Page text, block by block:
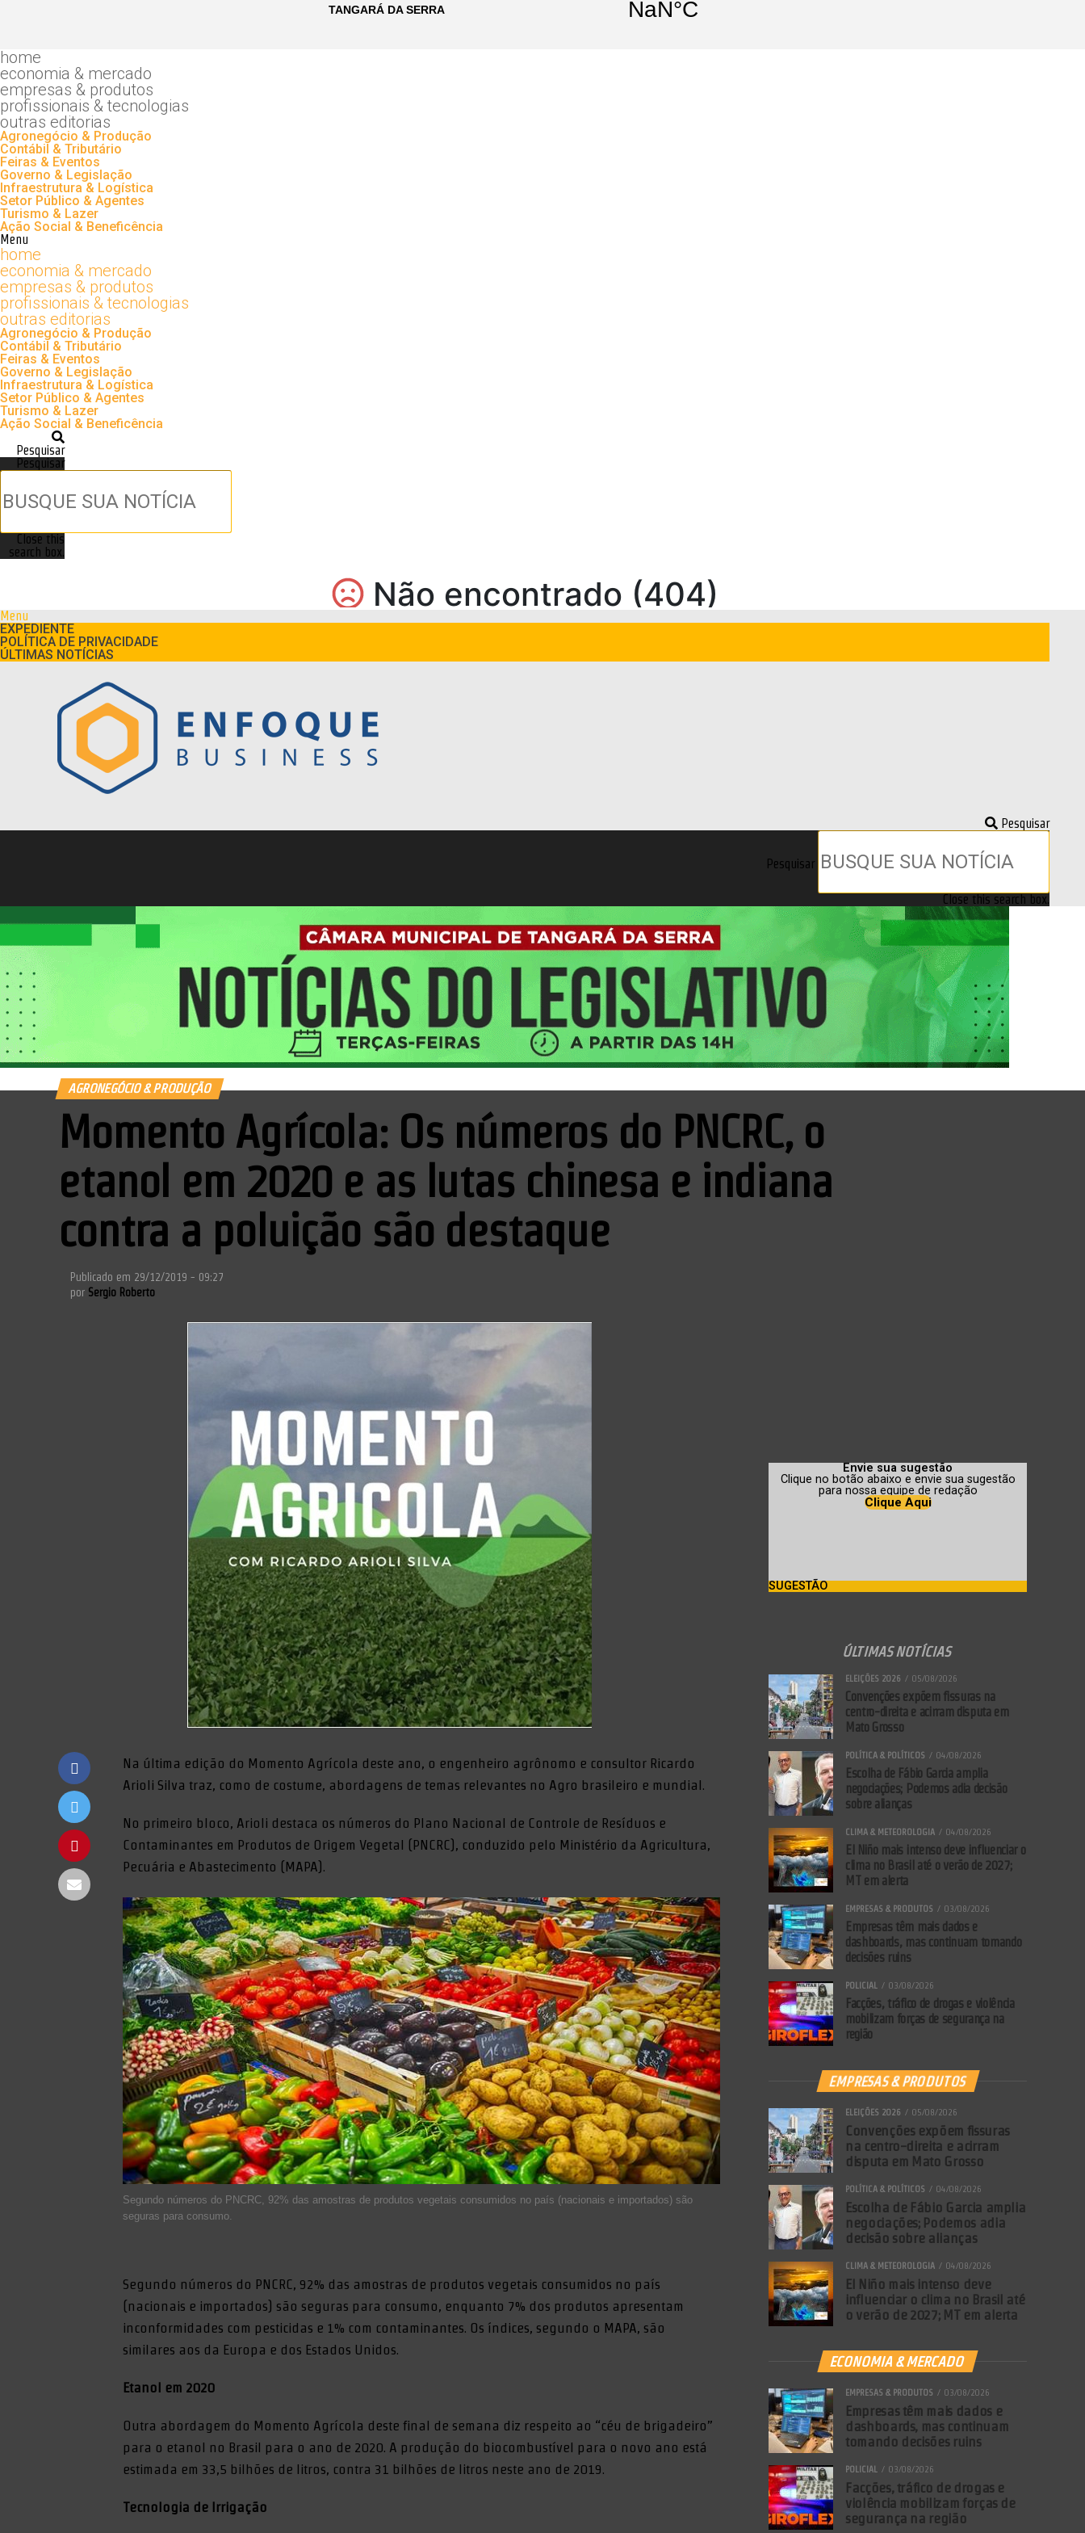
home
economia & mercado
empresas & produtos
profissionais & tecnologias
outras editorias
Agronegócio & Produção
Contábil & Tributário
Feiras & Eventos
Governo & Legislação
Infraestrutura & Logística
Setor Público & Agentes
Turismo & Lazer
Ação Social & Beneficência
Menu
home
economia & mercado
empresas & produtos
profissionais & tecnologias
outras editorias
Agronegócio & Produção
Contábil & Tributário
Feiras & Eventos
Governo & Legislação
Infraestrutura & Logística
Setor Público & Agentes
Turismo & Lazer
Ação Social & Beneficência
Pesquisar
Pesquisar
Close this
search box.
Menu
EXPEDIENTE
POLÍTICA DE PRIVACIDADE
ÚLTIMAS NOTÍCIAS
Pesquisar
Pesquisar
Close this search box.
AGRONEGÓCIO & PRODUÇÃO
Momento Agrícola: Os números do PNCRC, o
etanol em 2020 e as lutas chinesa e indiana
contra a poluição são destaque
Publicado em 29/12/2019 - 09:27
por Sergio Roberto
Na última edição do Momento Agrícola deste ano, o engenheiro agrônomo e consultor Ricardo
Arioli Silva traz, como de costume, abordagens de temas relevantes no Agro brasileiro e mundial.
No primeiro bloco, Arioli destaca os números do Plano Nacional de Controle de Resíduos e
Contaminantes em Produtos de Origem Vegetal (PNCRC), conduzido pelo Ministério da Agricultura,
Pecuária e Abastecimento (MAPA).
Segundo números do PNCRC, 92% das amostras de produtos vegetais consumidos no país (nacionais e importados) são
seguras para consumo.
Segundo números do PNCRC, 92% das amostras de produtos vegetais consumidos no país
(nacionais e importados) são seguras para consumo, enquanto 7% dos produtos apresentam
inconformidades com pesticidas e 1% com contaminantes. Os índices, segundo o MAPA, são
similares aos da Europa e dos Estados Unidos.
Etanol em 2020
Outra abordagem do Momento Agrícola deste final de semana diz respeito ao “céu de brigadeiro”
para o etanol no Brasil para o ano de 2020. A produção do biocombustível para o novo ano está
estimada em 33,5 bilhões de litros, contra 31 bilhões de litros neste ano de 2019.
Tecnologia de Irrigação
Envie sua sugestão
Clique no botão abaixo e envie sua sugestão
para nossa equipe de redação
Clique Aqui
SUGESTÃO
ÚLTIMAS NOTÍCIAS
ELEIÇÕES 2026 05/08/2026
Convenções expõem fissuras na
centro-direita e acirram disputa em
Mato Grosso
POLÍTICA & POLÍTICOS 04/08/2026
Escolha de Fábio Garcia amplia
negociações; Podemos adia decisão
sobre alianças
CLIMA & METEOROLOGIA 04/08/2026
El Niño mais intenso deve influenciar o
clima no Brasil até o verão de 2027;
MT em alerta
EMPRESAS & PRODUTOS 03/08/2026
Empresas têm mais dados e
dashboards, mas continuam tomando
decisões ruins
POLICIAL 03/08/2026
Facções, tráfico de drogas e violência
mobilizam forças de segurança na
região
EMPRESAS & PRODUTOS
ELEIÇÕES 2026 05/08/2026
Convenções expõem fissuras
na centro-direita e acirram
disputa em Mato Grosso
POLÍTICA & POLÍTICOS 04/08/2026
Escolha de Fábio Garcia amplia
negociações; Podemos adia
decisão sobre alianças
CLIMA & METEOROLOGIA 04/08/2026
El Niño mais intenso deve
influenciar o clima no Brasil até
o verão de 2027; MT em alerta
ECONOMIA & MERCADO
EMPRESAS & PRODUTOS 03/08/2026
Empresas têm mais dados e
dashboards, mas continuam
tomando decisões ruins
POLICIAL 03/08/2026
Facções, tráfico de drogas e
violência mobilizam forças de
segurança na região